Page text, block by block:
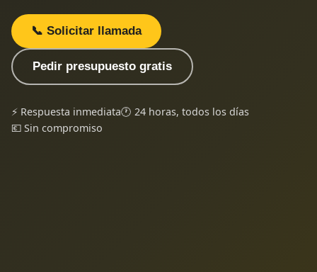
📞 Solicitar llamada
Pedir presupuesto gratis
⚡ Respuesta inmediata🕐 24 horas, todos los días
💶 Sin compromiso